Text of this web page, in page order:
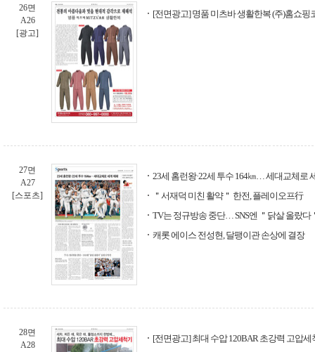
26면
A26
[광고]
[전면광고] 명품 미츠바 생활한복 (주)홈쇼핑
27면
A27
[스포츠]
23세 홈런왕·22세 투수 164㎞… 세대교체로
＂서재덕 미친 활약＂ 한전, 플레이오프行
TV는 정규방송 중단… SNS엔 ＂닭살 올랐다
캐롯 에이스 전성현, 달팽이관 손상에 결장
28면
A28
[전면광고] 최대 수압 120BAR 초강력 고압세